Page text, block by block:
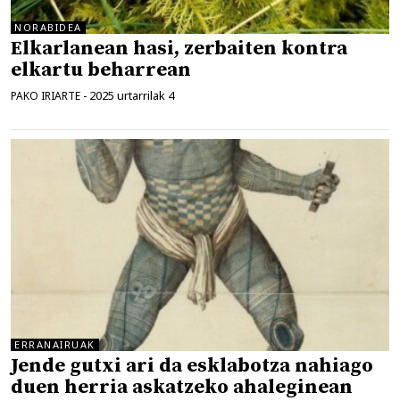
NORABIDEA
Elkarlanean hasi, zerbaiten kontra
elkartu beharrean
PAKO IRIARTE - 2025 urtarrilak 4
ERRANAIRUAK
Jende gutxi ari da esklabotza nahiago
duen herria askatzeko ahaleginean